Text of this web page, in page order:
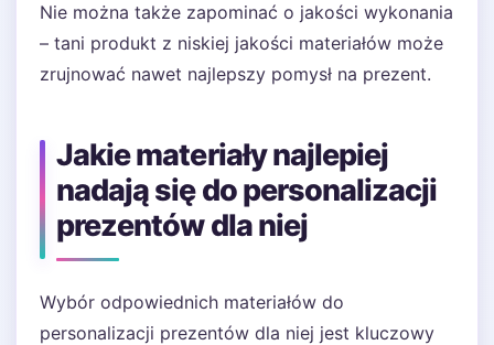
Nie można także zapominać o jakości wykonania
– tani produkt z niskiej jakości materiałów może
zrujnować nawet najlepszy pomysł na prezent.
Jakie materiały najlepiej
nadają się do personalizacji
prezentów dla niej
Wybór odpowiednich materiałów do
personalizacji prezentów dla niej jest kluczowy